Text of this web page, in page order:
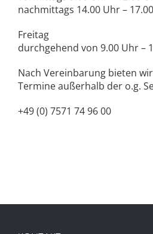
nachmittags 14.00 Uhr –
Freitag
durchgehend von 9.00 Uhr –
Nach Vereinbarung bieten
Termine außerhalb der o.g.
+49 (0) 7571 74 96 00